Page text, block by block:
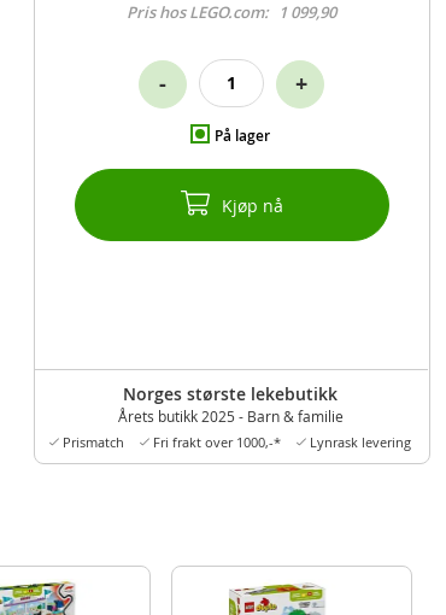
Pris hos LEGO.com: 1 099,90
På lager
- +
Kjøp nå
Norges største lekebutikk
Årets butikk 2025 - Barn & familie
Prismatch Fri frakt over 1000,-* Lynrask levering